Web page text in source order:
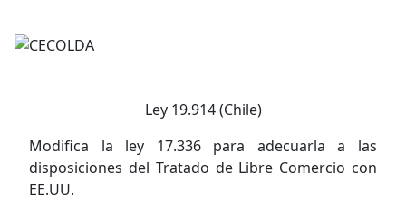
Ley 19.914 (Chile)
Modifica la ley 17.336 para adecuarla a las
disposiciones del Tratado de Libre Comercio con
EE.UU.